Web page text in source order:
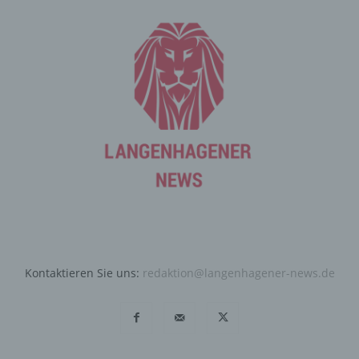
Kontaktieren Sie uns: redaktion@langenhagener-news.de
Benutzers optimiert werden. Cookies ermöglichen uns,
wie bereits erwähnt, die Benutzer unserer Internetseite
wiederzuerkennen. Zweck dieser Wiedererkennung ist
es, den Nutzern die Verwendung unserer Internetseite
zu erleichtern. Der Benutzer einer Internetseite, die
Cookies verwendet, muss beispielsweise nicht bei jedem
eingeben, weil dies von der Internetseite und dem auf
dem Computersystem des Benutzers abgelegten Cookie
übernommen wird. Ein weiteres Beispiel ist das Cookie
Die betroffene Person kann die Setzung von Cookies
Internetbrowsers verhindern und damit der Setzung von